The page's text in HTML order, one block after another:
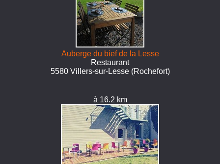
Auberge du bief de la Lesse
Restaurant
5580 Villers-sur-Lesse (Rochefort)
à 16.2 km